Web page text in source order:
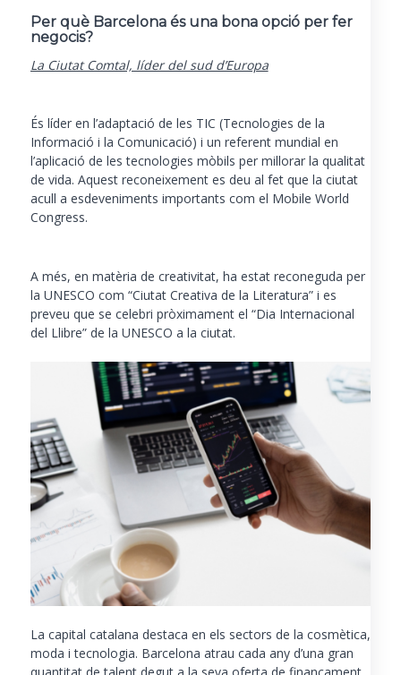
Per què Barcelona és una bona opció per fer
negocis?
La Ciutat Comtal, líder del sud d’Europa
És líder en l’adaptació de les TIC (Tecnologies de la
Informació i la Comunicació) i un referent mundial en
l’aplicació de les tecnologies mòbils per millorar la qualitat
de vida. Aquest reconeixement es deu al fet que la ciutat
acull a esdeveniments importants com el Mobile World
Congress.
A més, en matèria de creativitat, ha estat reconeguda per
la UNESCO com “Ciutat Creativa de la Literatura” i es
preveu que se celebri pròximament el “Dia Internacional
del Llibre” de la UNESCO a la ciutat.
La capital catalana destaca en els sectors de la cosmètica,
moda i tecnologia. Barcelona atrau cada any d’una gran